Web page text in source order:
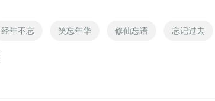
经年不忘 笑忘年华 修仙忘语 忘记过去